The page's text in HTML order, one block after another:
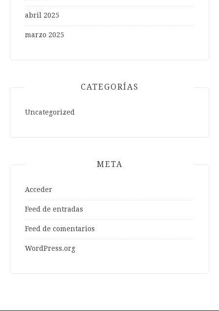
abril 2025
marzo 2025
CATEGORÍAS
Uncategorized
META
Acceder
Feed de entradas
Feed de comentarios
WordPress.org